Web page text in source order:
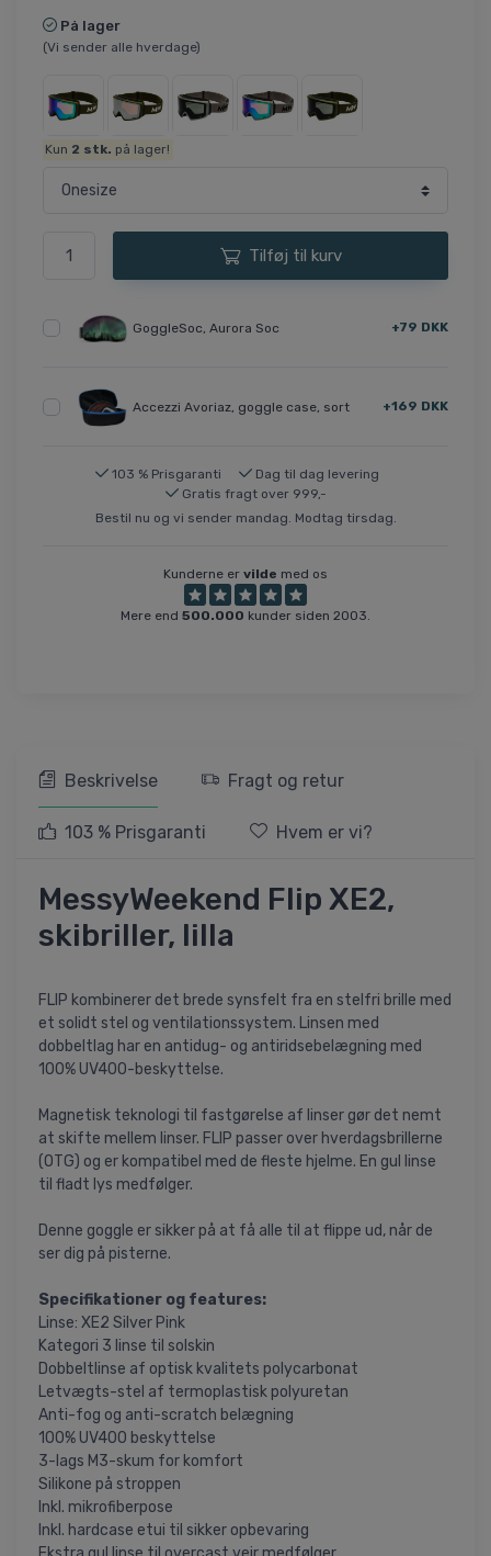
På lager
(Vi sender alle hverdage)
Kun 2 stk. på lager!
Tilføj til kurv
GoggleSoc, Aurora Soc +79 DKK
Accezzi Avoriaz, goggle case, sort +169 DKK
103 % Prisgaranti
Dag til dag levering
Gratis fragt over 999,-
Bestil nu og vi sender mandag. Modtag tirsdag.
Kunderne er vilde med os
Mere end 500.000 kunder siden 2003.
Beskrivelse Fragt og retur
103 % Prisgaranti Hvem er vi?
MessyWeekend Flip XE2,
skibriller, lilla
FLIP kombinerer det brede synsfelt fra en stelfri brille med
et solidt stel og ventilationssystem. Linsen med
dobbeltlag har en antidug- og antiridsebelægning med
100% UV400-beskyttelse.
Magnetisk teknologi til fastgørelse af linser gør det nemt
at skifte mellem linser. FLIP passer over hverdagsbrillerne
(OTG) og er kompatibel med de fleste hjelme. En gul linse
til fladt lys medfølger.
Denne goggle er sikker på at få alle til at flippe ud, når de
ser dig på pisterne.
Specifikationer og features:
Linse: XE2 Silver Pink
Kategori 3 linse til solskin
Dobbeltlinse af optisk kvalitets polycarbonat
Letvægts-stel af termoplastisk polyuretan
Anti-fog og anti-scratch belægning
100% UV400 beskyttelse
3-lags M3-skum for komfort
Silikone på stroppen
Inkl. mikrofiberpose
Inkl. hardcase etui til sikker opbevaring